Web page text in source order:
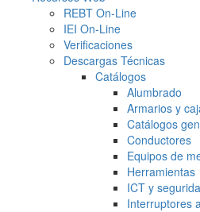
REBT On-Line
IEI On-Line
Verificaciones
Descargas Técnicas
Catálogos
Alumbrado
Armarios y
Catálogos
Conductores
Equipos de
Herramientas
ICT y
Interruptores